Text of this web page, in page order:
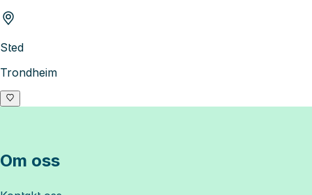
Sted
Trondheim
Om oss